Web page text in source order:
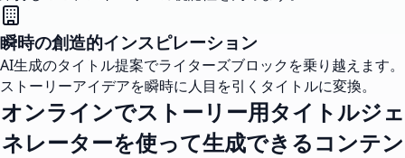
瞬時の創造的インスピレーション
AI生成のタイトル提案でライターズブロックを乗り越えます。
ストーリーアイデアを瞬時に人目を引くタイトルに変換。
オンラインでストーリー用タイトルジェ
ネレーターを使って生成できるコンテン